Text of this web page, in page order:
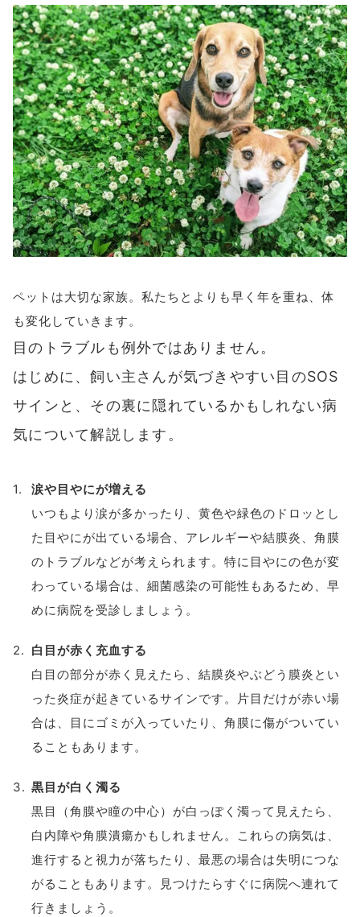
ペットは大切な家族。私たちとよりも早く年を重ね、体
も変化していきます。
目のトラブルも例外ではありません。
はじめに、飼い主さんが気づきやすい目のSOS
サインと、その裏に隠れているかもしれない病
気について解説します。
涙や目やにが増える
いつもより涙が多かったり、黄色や緑色のドロッとし
た目やにが出ている場合、アレルギーや結膜炎、角膜
のトラブルなどが考えられます。特に目やにの色が変
わっている場合は、細菌感染の可能性もあるため、早
めに病院を受診しましょう。
白目が赤く充血する
白目の部分が赤く見えたら、結膜炎やぶどう膜炎とい
った炎症が起きているサインです。片目だけが赤い場
合は、目にゴミが入っていたり、角膜に傷がついてい
ることもあります。
黒目が白く濁る
黒目（角膜や瞳の中心）が白っぽく濁って見えたら、
白内障や角膜潰瘍かもしれません。これらの病気は、
進行すると視力が落ちたり、最悪の場合は失明につな
がることもあります。見つけたらすぐに病院へ連れて
行きましょう。